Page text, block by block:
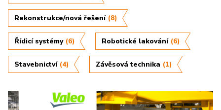
Rekonstrukce/nová řešení (8)
Řídicí systémy (6) Robotické lakování (6)
Stavebnictví (4) Závěsová technika (1)